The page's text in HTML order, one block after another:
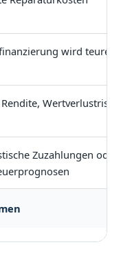
wird teurer
Wertverlustrisiko
Zuzahlungen oder